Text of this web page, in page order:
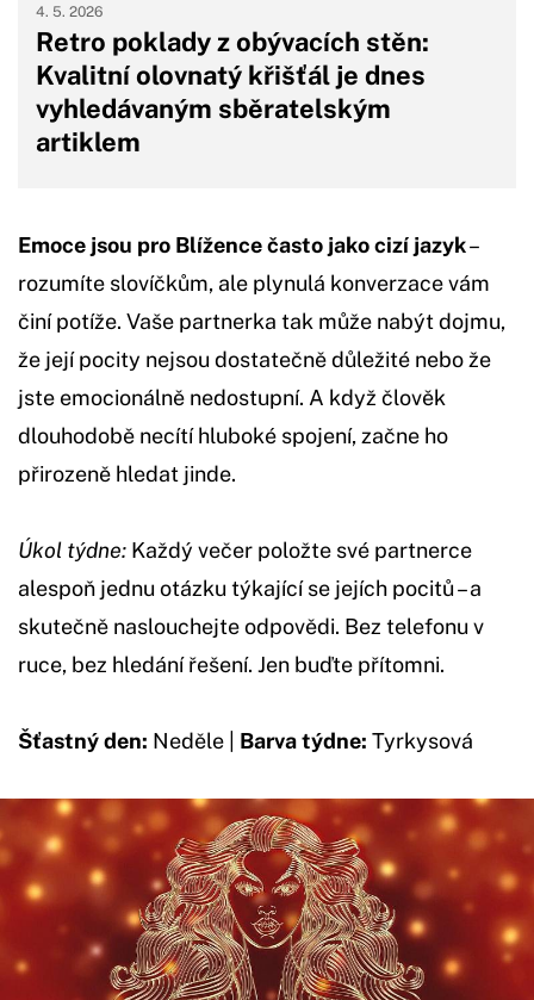
Retro poklady z obývacích stěn:
Kvalitní olovnatý křišťál je dnes
vyhledávaným sběratelským
artiklem
4. 5. 2026
Emoce jsou pro Blížence často jako cizí jazyk–
rozumíte slovíčkům, ale plynulá konverzace vám
činí potíže. Vaše partnerka tak může nabýt dojmu,
že její pocity nejsou dostatečně důležité nebo že
jste emocionálně nedostupní. A když člověk
dlouhodobě necítí hluboké spojení, začne ho
přirozeně hledat jinde.
Úkol týdne: Každý večer položte své partnerce
alespoň jednu otázku týkající se jejích pocitů – a
skutečně naslouchejte odpovědi. Bez telefonu v
ruce, bez hledání řešení. Jen buďte přítomni.
Šťastný den: Neděle | Barva týdne: Tyrkysová